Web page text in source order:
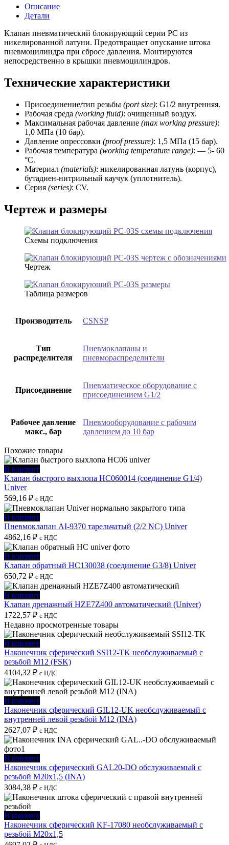
(CSNSP)
Описание
Детали
Клапан пневматический блокирующий серии PC из
никелированной латуни. Предотвращает опускание штока
пневмоцилиндра при сбросе давления. Монтируются
непосредственно в крышки пневмоцилиндров.
Технические характеристики
Присоединение/тип резьбы (port size): G1/2 внутренняя.
Рабочая среда (working fluid): очищенный воздух.
Максимальная рабочая давление (max working pressure):
1,0 МПа (10 бар).
Давление опрессовки (proof pressure): 1,5 МПа (15 бар).
Рабочая температура (working temperature range): — 5- 60
°C.
Материал (materials): никелированная латунь (корпус),
бутадиен-нитрильный каучук (уплотнитель).
Серия (series): CV.
Чертеж и размеры
Схемы подключения
Чертеж
Таблица размеров
Производитель CSNSP
Тип
распределителя
Пневмоклапаны и
пневмораспределители
Присоединение
Пневматическое оборудование с
присоединением G1/2
Рабочее давление
макс., бар
Пневмооборудование с рабочим
давлением до 10 бар
Похожие товары
В корзину
Клапан быстрого выхлопа HC060014 (соединение G1/4)
Univer
569,16 ₽ с НДС
В корзину
Пневмоклапан AI-9370 тарельчатый (2/2 NC) Univer
4862,16 ₽ с НДС
В корзину
Клапан обратный HC130038 (соединение G3/8) Univer
650,72 ₽ с НДС
В корзину
Клапан дренажный HZE7Z400 автоматический (Univer)
1722,57 ₽ с НДС
Недавно просмотренные товары
В корзину
Наконечник сферический SSI12-TK необслуживаемый с
резьбой M12 (FSK)
4104,32 ₽ с НДС
В корзину
Наконечник сферический GIL12-UK необслуживаемый с
внутренней левой резьбой M12 (INA)
2627,07 ₽ с НДС
В корзину
Наконечник сферический GAL20-DO обслуживаемый с
резьбой M20x1,5 (INA)
3084,38 ₽ с НДС
В корзину
Наконечник сферический KF-17080 необслуживаемый с
резьбой M20x1,5